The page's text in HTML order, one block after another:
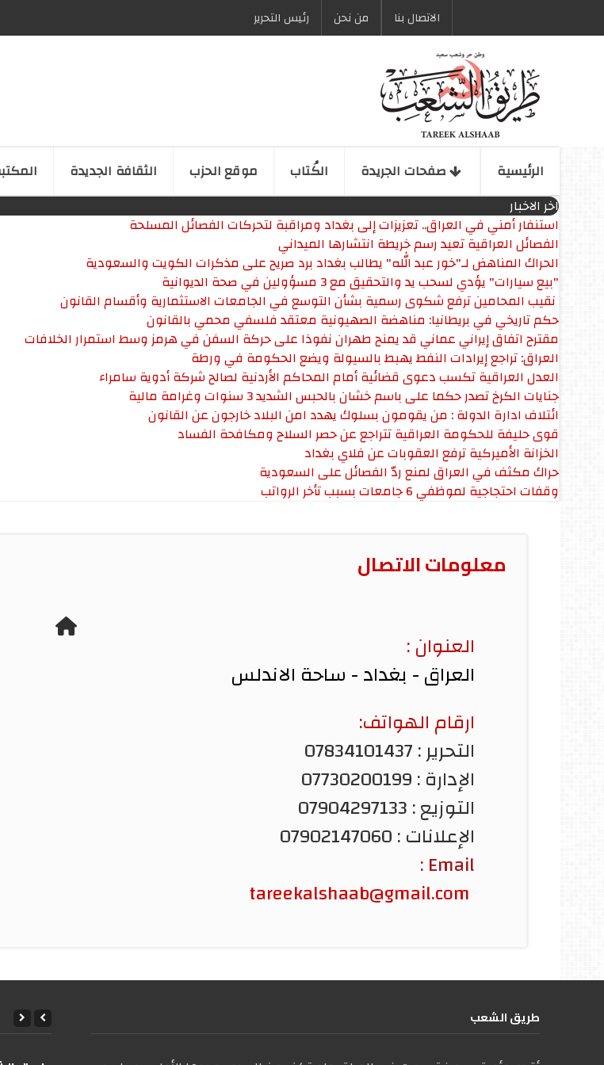
الاتصال بنا من نحن رئیس التحریر
الرئیسیة صفحات الجریدة الكُتاب موقع الحزب الثقافة الجدیدة
اخر الاخبار
استنفار أمني في العراق.. تعزيزات إلى بغداد ومراقبة لتحركات الفصائل المسلحة
الفصائل العراقية تعيد رسم خريطة انتشارها الميداني
الحراك المناهض لـ"خور عبد الله" يطالب بغداد برد صريح على مذكرات الكويت والسعودية
"بيع سيارات" يؤدي لسحب يد والتحقيق مع 3 مسؤولين في صحة الديوانية
‏ نقيب المحامين ترفع شكوى رسمية بشأن التوسع في الجامعات الاستثمارية وأقسام القانون
حكم تاريخي في بريطانيا: مناهضة الصهيونية معتقد فلسفي محمي بالقانون
مقترح اتفاق إيراني عماني قد يمنح طهران نفوذا على حركة السفن في هرمز وسط استمرار الخلافات
العراق: تراجع إيرادات النفط يهبط بالسيولة ويضع الحكومة في ورطة
العدل العراقية تكسب دعوى قضائية أمام المحاكم الأردنية لصالح شركة أدوية سامراء
جنايات الكرخ تصدر حكما على باسم خشان بالحبس الشديد 3 سنوات وغرامة مالية
ائتلاف ادارة الدولة : من يقومون بسلوك يهدد امن البلاد خارجون عن القانون
قوى حليفة للحكومة العراقية تتراجع عن حصر السلاح ومكافحة الفساد
الخزانة الأميركية ترفع العقوبات عن فلاي بغداد
حراك مكثف في العراق لمنع ردّ الفصائل على السعودية
وقفات احتجاجية لموظفي 6 جامعات بسبب تأخر الرواتب
معلومات الاتصال
العنوان :
العراق - بغداد - ساحة الاندلس
ارقام الهواتف:
التحرير : 07834101437
الإدارة : 07730200199
التوزيع : 07904297133
الإعلانات : 07902147060
Email :
tareekalshaab@gmail.com
طریق الشعب